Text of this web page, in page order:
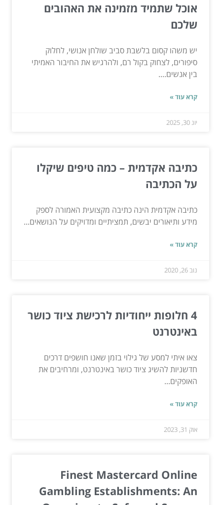
אוכל שתמיד מזמינה את האהובים
שלכם
יש משהו קסום בלשבת סביב שולחן אנושי, לחלוק
סיפורים, לצחוק בקול רם, ולהרגיש את החיבור האמיתי
בין אנשים....
קרא עוד »
יונ 30, 2025
כתיבה אקדמית – כמה טיפים שיקלו
על הכתיבה
כתיבה אקדמית הינה כתיבה מקצועית האמורה לספק
מידע ותיאורים יבשים, תמציתיים ומדויקים על הנושאים...
קרא עוד »
נוב 26, 2020
4 חלופות ייחודיות לרכישת ציוד כושר
באינטרנט
צאו איתי למסע של גילוי בזמן שאנו חושפים דרכים
חדשניות להשיג ציוד כושר באינטרנט, ומרחיבים את
האופקים...
קרא עוד »
אוק 31, 2023
Finest Mastercard Online
Gambling Establishments: An